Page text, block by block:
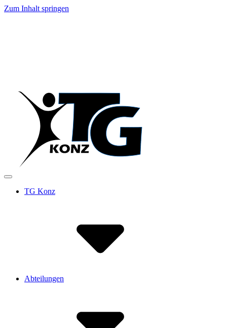
Zum Inhalt springen
TG Konz
Abteilungen